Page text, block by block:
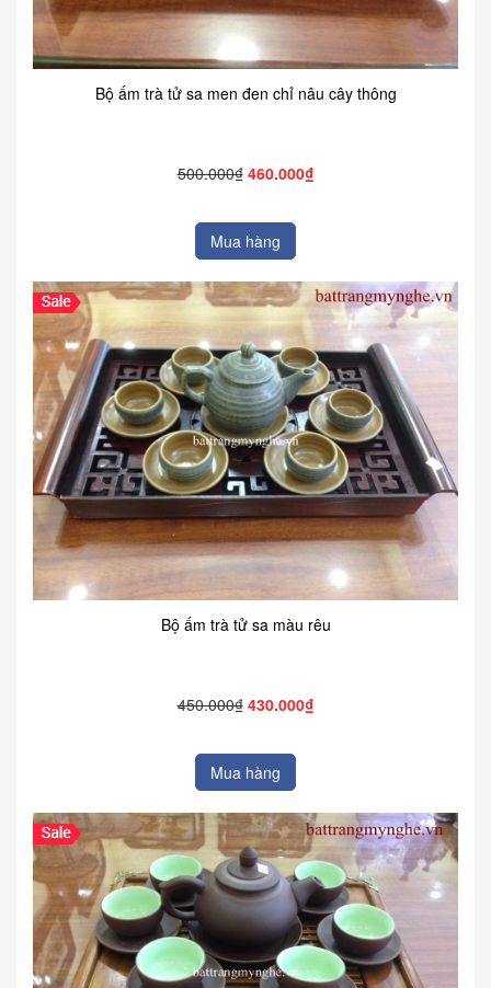
Bộ ấm trà tử sa men đen chỉ nâu cây thông
500.000₫ 460.000₫
Mua hàng
Bộ ấm trà tử sa màu rêu
450.000₫ 430.000₫
Mua hàng